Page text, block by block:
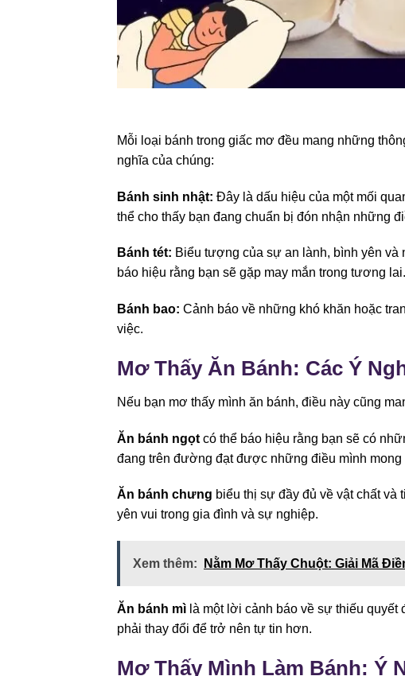
Mỗi loại bánh trong giấc mơ đều mang những
nghĩa của chúng:
Bánh sinh nhật: Đây là dấu hiệu của một mối
thể cho thấy bạn đang chuẩn bị đón nhận những
Bánh tét: Biểu tượng của sự an lành, bình yên và
báo hiệu rằng bạn sẽ gặp may mắn trong tương lai.
Bánh bao: Cảnh báo về những khó khăn hoặc
việc.
Mơ Thấy Ăn Bánh: Các Ý
Nếu bạn mơ thấy mình ăn bánh, điều này cũng
Ăn bánh ngọt có thể báo hiệu rằng bạn sẽ có
đang trên đường đạt được những điều mình mong
Ăn bánh chưng biểu thị sự đầy đủ về vật chất và
yên vui trong gia đình và sự nghiệp.
Xem thêm: Nằm Mơ Thấy Chuột: Giải Mã
Ăn bánh mì là một lời cảnh báo về sự thiếu quyết
phải thay đổi để trở nên tự tin hơn.
Mơ Thấy Mình Làm Bánh: Ý